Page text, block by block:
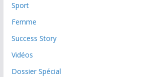
Sport
Femme
Success Story
Vidéos
Dossier Spécial